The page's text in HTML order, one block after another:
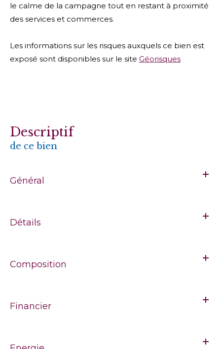
le calme de la campagne tout en restant à proximité
des services et commerces.
Les informations sur les risques auxquels ce bien est
exposé sont disponibles sur le site Géorisques
descriptif
de ce bien
Général
Détails
Composition
Financier